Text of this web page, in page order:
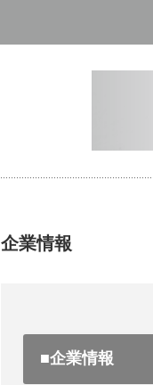
企業情報
■企業情報